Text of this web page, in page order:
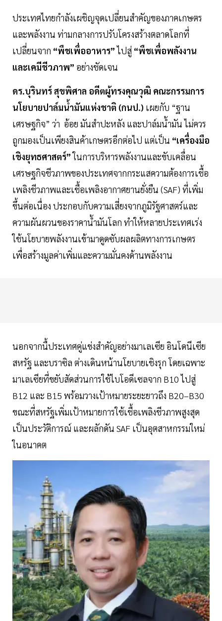
ประเทศไทยกำลังเผชิญจุดเปลี่ยนสำคัญของภาคเกษตร
และพลังงาน ท่ามกลางการปรับโครงสร้างตลาดโลกที่
เปลี่ยนจาก “พืชเพื่ออาหาร”ไปสู่ “พืชเพื่อพลังงาน
และเคมีชีวภาพ” อย่างชัดเจน
ดร.บุรินทร์ สุขพิศาล อดีตผู้ทรงคุณวุฒิ คณะกรรมการ
นโยบายปาล์มน้ำมันแห่งชาติ (กนป.) เผยกับ “ฐาน
เศรษฐกิจ” ว่า อ้อย มันสำปะหลัง และปาล์มน้ำมัน ไม่ควร
ถูกมองเป็นเพียงสินค้าเกษตรอีกต่อไป แต่เป็น “เครื่องมือ
เชิงยุทธศาสตร์”ในการบริหารพลังงานและขับเคลื่อน
เศรษฐกิจชีวภาพของประเทศจากกระแสความต้องการเชื้อ
เพลิงชีวภาพและเชื้อเพลิงอากาศยานยั่งยืน (SAF) ที่เพิ่ม
ขึ้นต่อเนื่อง ประกอบกับความเสี่ยงจากภูมิรัฐศาสตร์และ
ความผันผวนของราคาน้ำมันโลก ทำให้หลายประเทศเร่ง
ใช้นโยบายพลังงานเข้ามาดูดซับผลผลิตทางการเกษตร
เพื่อสร้างมูลค่าเพิ่มและความมั่นคงด้านพลังงาน
นอกจากนื้ประเทศคู่แข่งสำคัญอย่างมาเลเซีย อินโดนีเซีย
สหรัฐ และบราซิล ต่างเดินหน้านโยบายเชิงรุก โดยเฉพาะ
มาเลเซียที่ขยับสัดส่วนการใช้ไบโอดีเซลจาก B10 ไปสู่
B12 และ B15 พร้อมวางเป้าหมายระยะยาวถึง B20–B30
ขณะที่สหรัฐเพิ่มเป้าหมายการใช้เชื้อเพลิงชีวภาพสูงสุด
เป็นประวัติการณ์ และผลักดัน SAF เป็นอุตสาหกรรมใหม่
ในอนาคต